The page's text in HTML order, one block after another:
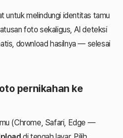
untuk melindungi identitas tamu
foto sekaligus, AI deteksi
download hasilnya — selesai
pernikahan ke
(Chrome, Safari, Edge —